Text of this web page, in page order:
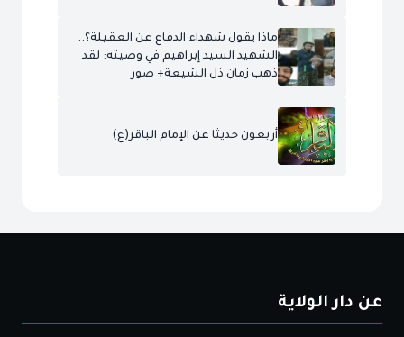
ماذا يقول شهداء الدفاع عن العقيلة؟..
الشهيد السيد إبراهيم في وصيته: لقد
ذهب زمان ذل الشيعة+ صور
أربعون حديثا عن الإمام الباقر(ع)
عن دار الولاية